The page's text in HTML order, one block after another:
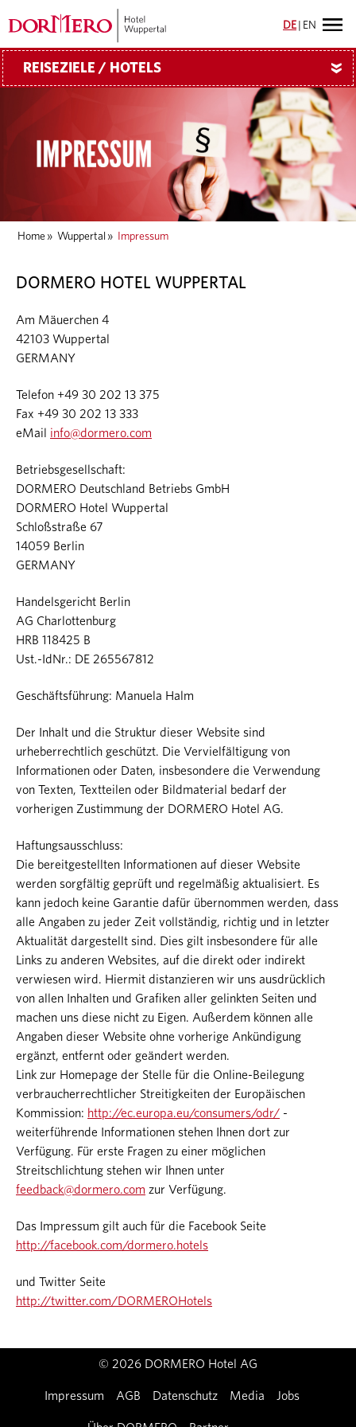
DE EN
REISEZIELE / HOTELS »
Home » Wuppertal » Impressum
DORMERO HOTEL WUPPERTAL
Am Mäuerchen 4
42103 Wuppertal
GERMANY
Telefon +49 30 202 13 375
Fax +49 30 202 13 333
eMail info@dormero.com
Betriebsgesellschaft:
DORMERO Deutschland Betriebs GmbH
DORMERO Hotel Wuppertal
Schloßstraße 67
14059 Berlin
GERMANY
Handelsgericht Berlin
AG Charlottenburg
HRB 118425 B
Ust.-IdNr.: DE 265567812
Geschäftsführung: Manuela Halm
Der Inhalt und die Struktur dieser Website sind
urheberrechtlich geschützt. Die Vervielfältigung von
Informationen oder Daten, insbesondere die Verwendung
von Texten, Textteilen oder Bildmaterial bedarf der
vorherigen Zustimmung der DORMERO Hotel AG.
Haftungsausschluss:
Die bereitgestellten Informationen auf dieser Website
werden sorgfältig geprüft und regelmäßig aktualisiert. Es
kann jedoch keine Garantie dafür übernommen werden, dass
alle Angaben zu jeder Zeit vollständig, richtig und in letzter
Aktualität dargestellt sind. Dies gilt insbesondere für alle
Links zu anderen Websites, auf die direkt oder indirekt
verwiesen wird. Hiermit distanzieren wir uns ausdrücklich
von allen Inhalten und Grafiken aller gelinkten Seiten und
machen uns diese nicht zu Eigen. Außerdem können alle
Angaben dieser Website ohne vorherige Ankündigung
ergänzt, entfernt oder geändert werden.
Link zur Homepage der Stelle für die Online-Beilegung
verbraucherrechtlicher Streitigkeiten der Europäischen
Kommission: http://ec.europa.eu/consumers/odr/ -
weiterführende Informationen stehen Ihnen dort zur
Verfügung. Für erste Fragen zu einer möglichen
Streitschlichtung stehen wir Ihnen unter
feedback@dormero.com zur Verfügung.
Das Impressum gilt auch für die Facebook Seite
http://facebook.com/dormero.hotels
und Twitter Seite
http://twitter.com/DORMEROHotels
© 2026 DORMERO Hotel AG
Impressum AGB Datenschutz Media Jobs